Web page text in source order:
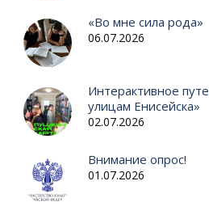
«Во мне сила рода»
06.07.2026
Интерактивное
улицам Енисейска»
02.07.2026
Внимание опрос!
01.07.2026